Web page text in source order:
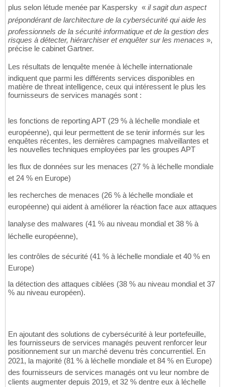
plus selon létude menée par Kaspersky  « il sagit dun aspect
prépondérant de larchitecture de la cybersécurité qui aide les
professionnels de la sécurité informatique et de la gestion des
risques à détecter, hiérarchiser et enquêter sur les menaces »,
précise le cabinet Gartner.
Les résultats de lenquête menée à léchelle internationale
indiquent que parmi les différents services disponibles en
matière de threat intelligence, ceux qui intéressent le plus les
fournisseurs de services managés sont :
les fonctions de reporting APT (29 % à léchelle mondiale et
européenne), qui leur permettent de se tenir informés sur les
enquêtes récentes, les dernières campagnes malveillantes et
les nouvelles techniques employées par les groupes APT
les flux de données sur les menaces (27 % à léchelle mondiale
et 24 % en Europe)
les recherches de menaces (26 % à léchelle mondiale et
européenne) qui aident à améliorer la réaction face aux attaques
lanalyse des malwares (41 % au niveau mondial et 38 % à
léchelle européenne),
les contrôles de sécurité (41 % à léchelle mondiale et 40 % en
Europe)
la détection des attaques ciblées (38 % au niveau mondial et 37
% au niveau européen).
En ajoutant des solutions de cybersécurité à leur portefeuille,
les fournisseurs de services managés peuvent renforcer leur
positionnement sur un marché devenu très concurrentiel. En
2021, la majorité (81 % à léchelle mondiale et 84 % en Europe)
des fournisseurs de services managés ont vu leur nombre de
clients augmenter depuis 2019, et 32 % dentre eux à léchelle